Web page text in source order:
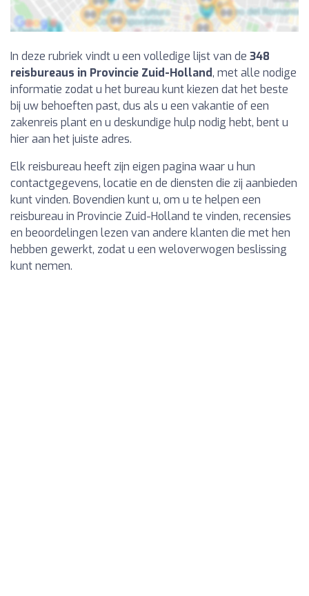
In deze rubriek vindt u een volledige lijst van de 348
reisbureaus in Provincie Zuid-Holland, met alle nodige
informatie zodat u het bureau kunt kiezen dat het beste
bij uw behoeften past, dus als u een vakantie of een
zakenreis plant en u deskundige hulp nodig hebt, bent u
hier aan het juiste adres.
Elk reisbureau heeft zijn eigen pagina waar u hun
contactgegevens, locatie en de diensten die zij aanbieden
kunt vinden. Bovendien kunt u, om u te helpen een
reisbureau in Provincie Zuid-Holland te vinden, recensies
en beoordelingen lezen van andere klanten die met hen
hebben gewerkt, zodat u een weloverwogen beslissing
kunt nemen.